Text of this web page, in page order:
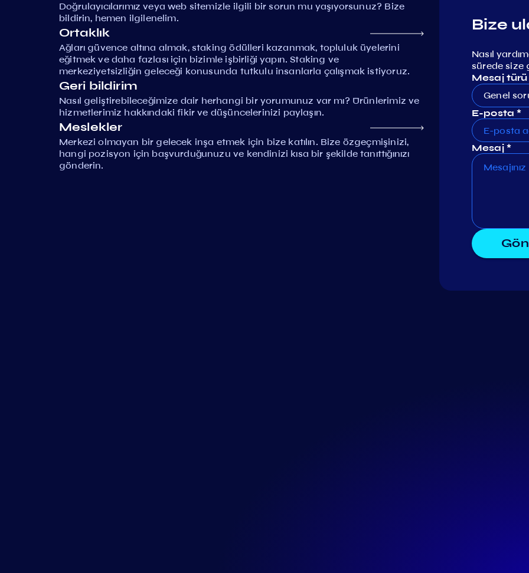
Doğrulayıcılarımız veya web sitemizle ilgili bir sorun mu yaşıyorsunuz? Bize
bildirin, hemen ilgilenelim.
Ortaklık
Ağları güvence altına almak, staking ödülleri kazanmak, topluluk üyelerini
eğitmek ve daha fazlası için bizimle işbirliği yapın. Staking ve
merkeziyetsizliğin geleceği konusunda tutkulu insanlarla çalışmak istiyoruz.
Geri bildirim
Nasıl geliştirebileceğimize dair herhangi bir yorumunuz var mı? Ürünlerimiz ve
hizmetlerimiz hakkındaki fikir ve düşüncelerinizi paylaşın.
Meslekler
Merkezi olmayan bir gelecek inşa etmek için bize katılın. Bize özgeçmişinizi,
hangi pozisyon için başvurduğunuzu ve kendinizi kısa bir şekilde tanıttığınızı
gönderin.
Bize
Nasıl
sürede size
Mesaj türü
Genel
E-posta *
Mesaj *